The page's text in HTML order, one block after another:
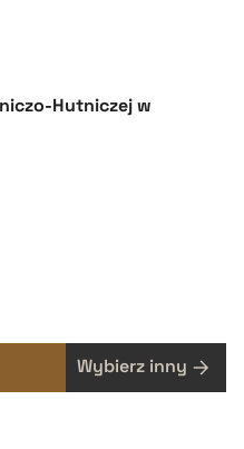
Hutniczej w
Wybierz inny